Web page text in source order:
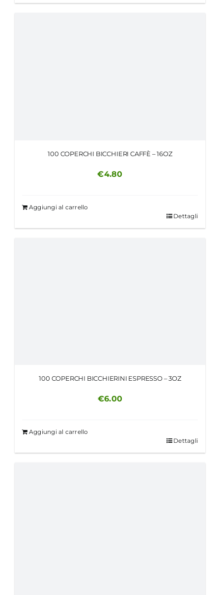
100 COPERCHI BICCHIERI CAFFÈ – 16OZ
€4.80
Aggiungi al carrello
Dettagli
100 COPERCHI BICCHIERINI ESPRESSO – 3OZ
€6.00
Aggiungi al carrello
Dettagli